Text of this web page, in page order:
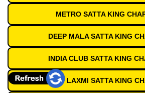
METRO SATTA KING
DEEP MALA SATTA KING
INDIA CLUB SATTA KING
SHRI LAXMI SATTA KING